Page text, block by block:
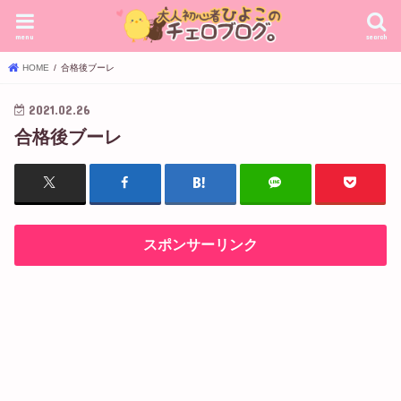
search
menu
HOME 合格後ブーレ
2021.02.26
合格後ブーレ
スポンサーリンク